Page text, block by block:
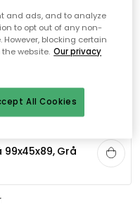
99x45x89, Grå
and ads, and to analyze
to opt out of any non-
blocking certain
website. Our privacy
All Cookies